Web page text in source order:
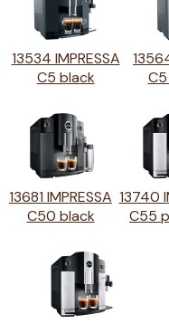
13534 IMPRESSA
C5 black
13681 IMPRESSA
C50 black
13740
C55